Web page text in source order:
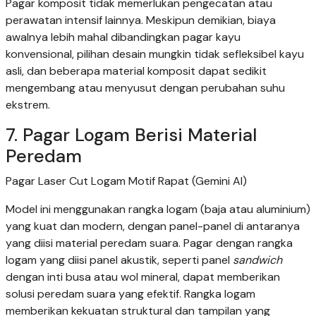
Pagar komposit tidak memerlukan pengecatan atau
perawatan intensif lainnya. Meskipun demikian, biaya
awalnya lebih mahal dibandingkan pagar kayu
konvensional, pilihan desain mungkin tidak sefleksibel kayu
asli, dan beberapa material komposit dapat sedikit
mengembang atau menyusut dengan perubahan suhu
ekstrem.
7. Pagar Logam Berisi Material
Peredam
Pagar Laser Cut Logam Motif Rapat (Gemini AI)
Model ini menggunakan rangka logam (baja atau aluminium)
yang kuat dan modern, dengan panel-panel di antaranya
yang diisi material peredam suara. Pagar dengan rangka
logam yang diisi panel akustik, seperti panel sandwich
dengan inti busa atau wol mineral, dapat memberikan
solusi peredam suara yang efektif. Rangka logam
memberikan kekuatan struktural dan tampilan yang